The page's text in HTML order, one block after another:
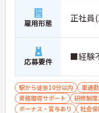
雇用形態 正社員
応募要件 ■経験
駅から徒歩10分以内 車通
資格取得サポート
研修制度
ボーナス・賞与あり
社会